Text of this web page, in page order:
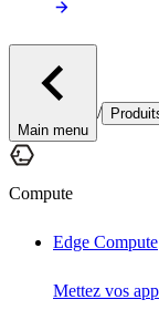
Main menu
/
Compute
Edge Compute
Mettez vos